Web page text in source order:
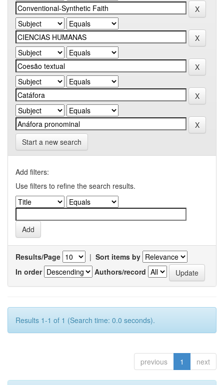
Start a new search
Add filters:
Use filters to refine the search results.
Results/Page | Sort items by
In order
Authors/record
Results 1-1 of 1 (Search time: 0.0 seconds).
previous 1 next